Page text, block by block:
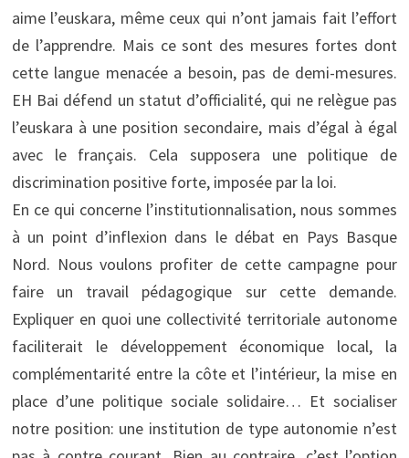
aime l’euskara, même ceux qui n’ont jamais fait l’effort
de l’apprendre. Mais ce sont des mesures fortes dont
cette langue menacée a besoin, pas de demi-mesures.
EH Bai défend un statut d’officialité, qui ne relègue pas
l’euskara à une position secondaire, mais d’égal à égal
avec le français. Cela supposera une politique de
discrimination positive forte, imposée par la loi.
En ce qui concerne l’institutionnalisation, nous sommes
à un point d’inflexion dans le débat en Pays Basque
Nord. Nous voulons profiter de cette campagne pour
faire un travail pédagogique sur cette demande.
Expliquer en quoi une collectivité territoriale autonome
faciliterait le développement économique local, la
complémentarité entre la côte et l’intérieur, la mise en
place d’une politique sociale solidaire… Et socialiser
notre position: une institution de type autonomie n’est